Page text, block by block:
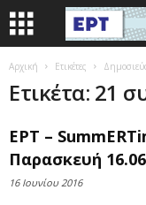
Αρχική Ετικέτες
Ετικέτα: 21
ΕΡΤ –
Παρασκευή
16 Ιουνίου 2016